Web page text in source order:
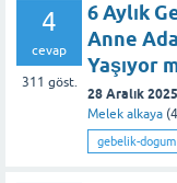
4
cevap
311 göst.
6 Aylık
Anne
Yaşıyor
28 Aralık 2025
Melek alkaya (4
gebelik-dogum